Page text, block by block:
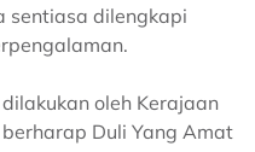
sentiasa dilengkapi
oleh Kerajaan
Duli Yang Amat